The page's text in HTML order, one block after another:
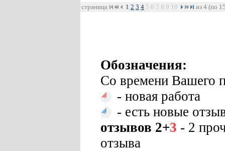
страница 1 2 3 4 5 6 7 8 9 10 из 4 (по
Обозначения:
Со времени Вашего
- новая работа
- есть новые
отзывов 2+3 - 2
отзыва